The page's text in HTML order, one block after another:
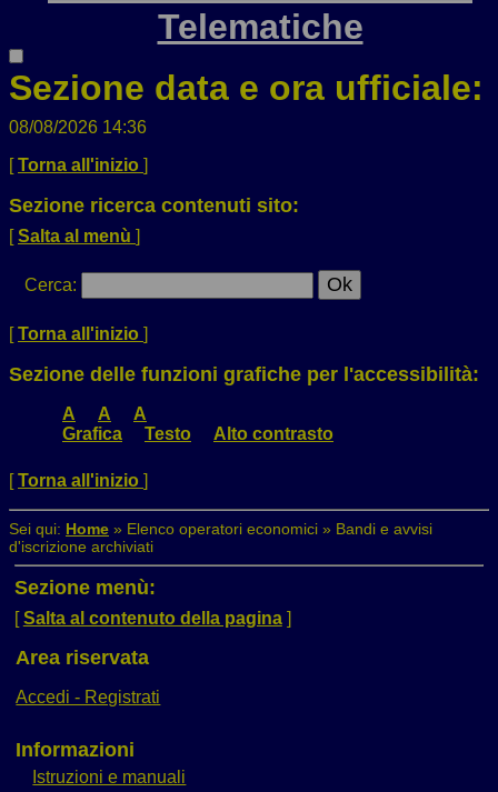
Telematiche
Sezione data e ora ufficiale:
08/08/2026 14:36
[Torna all'inizio ]
Sezione ricerca contenuti sito:
[Salta al menù ]
Cerca:
[Torna all'inizio ]
Sezione delle funzioni grafiche per l'accessibilità:
A A
A
Grafica
Testo Alto contrasto
[Torna all'inizio ]
Sei qui: Home » Elenco operatori economici » Bandi e avvisi
d'iscrizione archiviati
Sezione menù:
[Salta al contenuto della pagina]
Area riservata
Accedi - Registrati
Informazioni
Istruzioni e manuali